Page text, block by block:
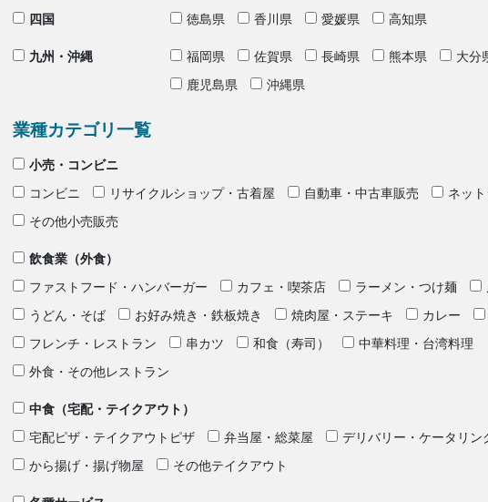
四国 徳島県 香川県 愛媛県 高知県
九州・沖縄 福岡県 佐賀県 長崎県 熊本県 大分
鹿児島県
沖縄県
業種カテゴリ一覧
小売・コンビニ
コンビニ
リサイクルショップ・古着屋 自動車・中古車販売
ネッ
その他小売販売
飲食業（外食）
ファストフード・ハンバーガー
カフェ・喫茶店 ラーメン・つけ麺
うどん・そば
お好み焼き・鉄板焼き 焼肉屋・ステーキ カレー
フレンチ・レストラン
串カツ 和食（寿司）
中華料理・台湾料理
外食・その他レストラン
中食（宅配・テイクアウト）
宅配ピザ・テイクアウトピザ
弁当屋・総菜屋
デリバリー・ケータリン
から揚げ・揚げ物屋
その他テイクアウト